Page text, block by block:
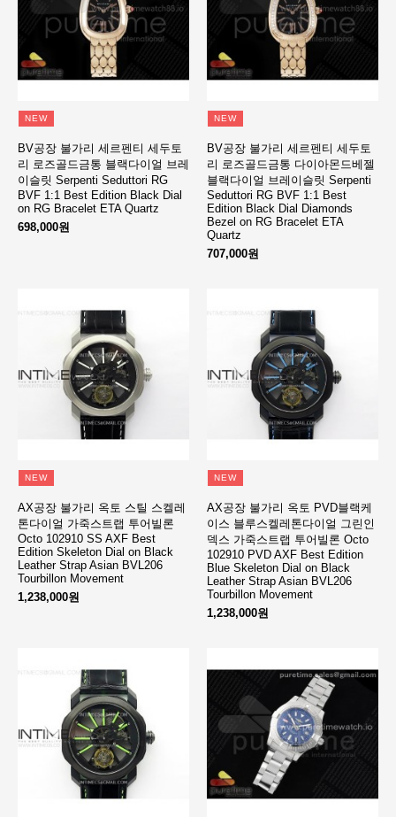
NEW
BV공장 불가리 세르펜티 세두토
리 로즈골드금통 블랙다이얼 브레
이슬릿 Serpenti Seduttori RG
BVF 1:1 Best Edition Black Dial
on RG Bracelet ETA Quartz
698,000원
NEW
BV공장 불가리 세르펜티 세두토
리 로즈골드금통 다이아몬드베젤
블랙다이얼 브레이슬릿 Serpenti
Seduttori RG BVF 1:1 Best
Edition Black Dial Diamonds
Bezel on RG Bracelet ETA
Quartz
707,000원
NEW
AX공장 불가리 옥토 스틸 스켈레
톤다이얼 가죽스트랩 투어빌론
Octo 102910 SS AXF Best
Edition Skeleton Dial on Black
Leather Strap Asian BVL206
Tourbillon Movement
1,238,000원
NEW
AX공장 불가리 옥토 PVD블랙케
이스 블루스켈레톤다이얼 그린인
덱스 가죽스트랩 투어빌론 Octo
102910 PVD AXF Best Edition
Blue Skeleton Dial on Black
Leather Strap Asian BVL206
Tourbillon Movement
1,238,000원